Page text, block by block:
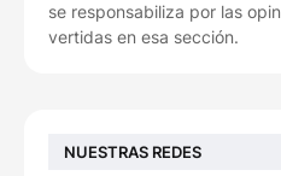
se responsabiliza por las
vertidas en esa sección.
NUESTRAS REDES